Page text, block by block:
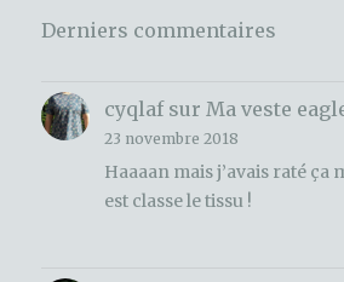
Derniers commentaires
cyqlafsur Ma veste
23 novembre 2018
Haaaan mais j’avais raté ça
est classe le tissu !